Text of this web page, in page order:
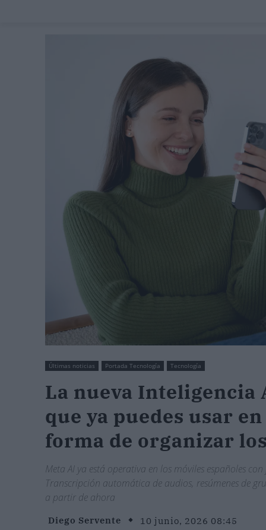
Últimas noticias Portada Tecnología Tecnología
La nueva
que ya puedes usar
forma de organizar
Meta AI ya está operativa en los móviles españoles
Transcripción automática de audios, resúmenes de
a partir de ahora
Diego Servente 10 junio, 2026 08:45